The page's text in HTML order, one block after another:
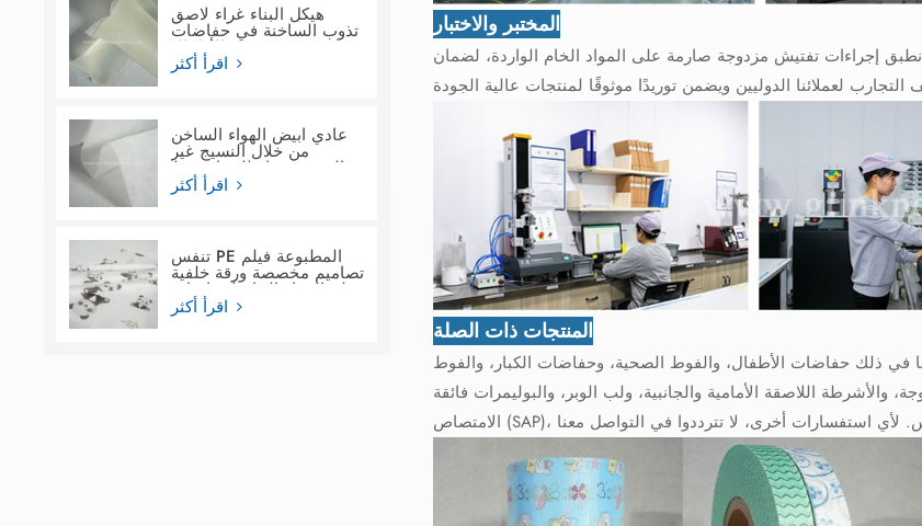
هيكل البناء غراء لاصق
تذوب الساخنة في حفاضات
الأطفال
عادي أبيض الهواء الساخن
من خلال النسيج غير
المنسوج ماء للنساء فوط
صحية
تنفس PE المطبوعة فيلم
تصاميم مخصصة ورقة خلفية
فيلم المواد الخام لحفاضات
الأطفال
المختبر والاختبار
إجراءات تفتيش مزدوجة صارمة على المواد الخام الواردة، لضمان
المنتجات ذات الصلة
في ذلك حفاضات الأطفال، والفوط الصحية، وحفاضات الكبار، والفوط
اللاصقة الأمامية والجانبية، ولب الوبر، والبوليمرات فائقة